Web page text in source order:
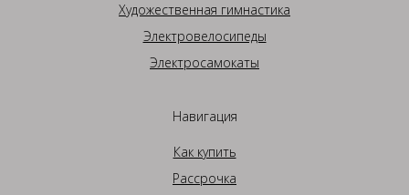
Художественная гимнастика
Электровелосипеды
Электросамокаты
Навигация
Как купить
Рассрочка